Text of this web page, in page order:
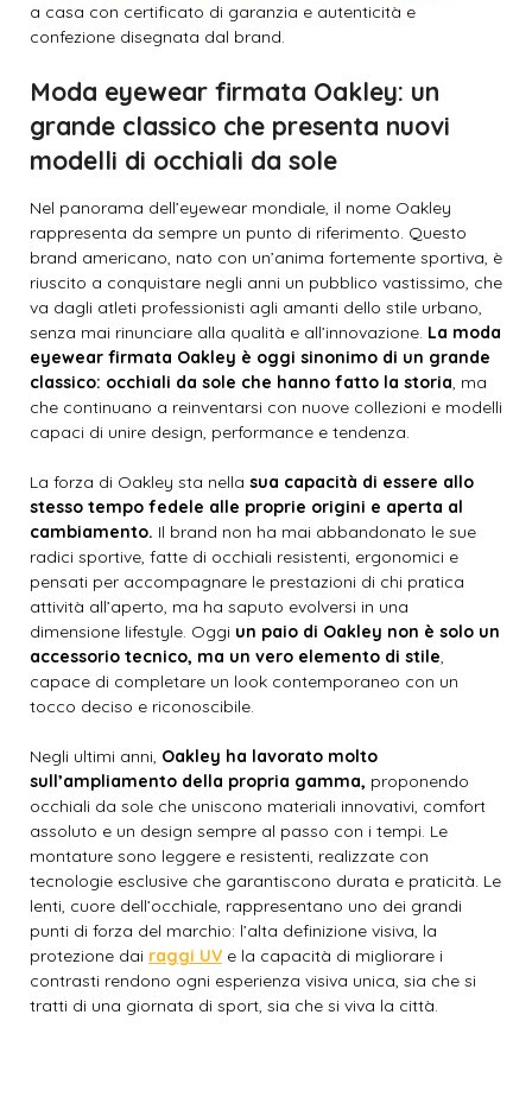
a casa con certificato di garanzia e autenticità e
confezione disegnata dal brand.
Moda eyewear firmata Oakley: un
grande classico che presenta nuovi
modelli di occhiali da sole
Nel panorama dell’eyewear mondiale, il nome Oakley
rappresenta da sempre un punto di riferimento. Questo
brand americano, nato con un’anima fortemente sportiva, è
riuscito a conquistare negli anni un pubblico vastissimo, che
va dagli atleti professionisti agli amanti dello stile urbano,
senza mai rinunciare alla qualità e all’innovazione. La moda
eyewear firmata Oakley è oggi sinonimo di un grande
classico: occhiali da sole che hanno fatto la storia, ma
che continuano a reinventarsi con nuove collezioni e modelli
capaci di unire design, performance e tendenza.
La forza di Oakley sta nella sua capacità di essere allo
stesso tempo fedele alle proprie origini e aperta al
cambiamento. Il brand non ha mai abbandonato le sue
radici sportive, fatte di occhiali resistenti, ergonomici e
pensati per accompagnare le prestazioni di chi pratica
attività all’aperto, ma ha saputo evolversi in una
dimensione lifestyle. Oggi un paio di Oakley non è solo un
accessorio tecnico, ma un vero elemento di stile,
capace di completare un look contemporaneo con un
tocco deciso e riconoscibile.
Negli ultimi anni, Oakley ha lavorato molto
sull’ampliamento della propria gamma, proponendo
occhiali da sole che uniscono materiali innovativi, comfort
assoluto e un design sempre al passo con i tempi. Le
montature sono leggere e resistenti, realizzate con
tecnologie esclusive che garantiscono durata e praticità. Le
lenti, cuore dell’occhiale, rappresentano uno dei grandi
punti di forza del marchio: l’alta definizione visiva, la
protezione dai raggi UV e la capacità di migliorare i
contrasti rendono ogni esperienza visiva unica, sia che si
tratti di una giornata di sport, sia che si viva la città.